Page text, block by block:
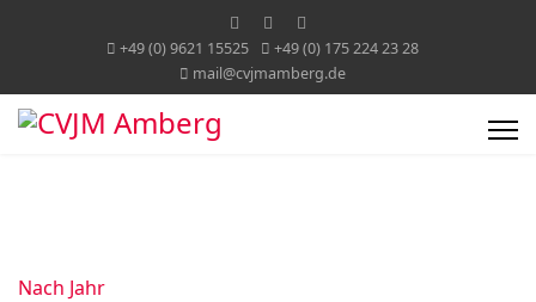
+49 (0) 9621 15525
+49 (0) 175 224 23 28
mail@cvjmamberg.de
Nach Jahr